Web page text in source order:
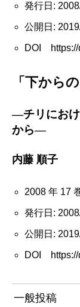
発行日:
公開日:
DOI https://
「下から
―チリにおけ
から―
内藤 順子
2008 年 17
発行日:
公開日:
DOI https://
一般投稿